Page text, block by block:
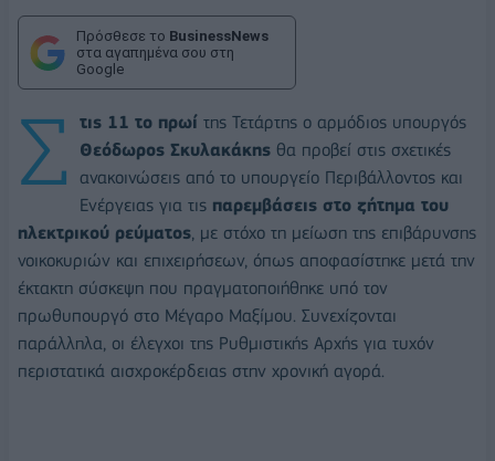
Πρόσθεσε το BusinessNews
στα αγαπημένα σου στη
Google
Σ τις 11 το πρωί της Τετάρτης ο αρμόδιος υπουργός
Θεόδωρος Σκυλακάκης θα προβεί στις σχετικές
ανακοινώσεις από το υπουργείο Περιβάλλοντος και
Ενέργειας για τις παρεμβάσεις στο ζήτημα του
ηλεκτρικού ρεύματος, με στόχο τη μείωση της επιβάρυνσης
νοικοκυριών και επιχειρήσεων, όπως αποφασίστηκε μετά την
έκτακτη σύσκεψη που πραγματοποιήθηκε υπό τον
πρωθυπουργό στο Μέγαρο Μαξίμου. Συνεχίζονται
παράλληλα, οι έλεγχοι της Ρυθμιστικής Αρχής για τυχόν
περιστατικά αισχροκέρδειας στην χρονική αγορά.